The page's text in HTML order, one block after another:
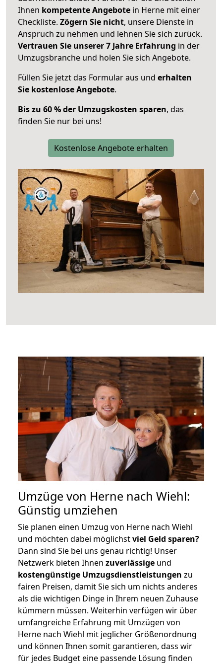
Ihnen kompetente Angebote in Herne mit einer
Checkliste. Zögern Sie nicht, unsere Dienste in
Anspruch zu nehmen und lehnen Sie sich zurück.
Vertrauen Sie unserer 7 Jahre Erfahrung in der
Umzugsbranche und holen Sie sich Angebote.
Füllen Sie jetzt das Formular aus und erhalten
Sie kostenlose Angebote.
Bis zu 60 % der Umzugskosten sparen, das
finden Sie nur bei uns!
Kostenlose Angebote erhalten
Umzüge von Herne nach Wiehl:
Günstig umziehen
Sie planen einen Umzug von Herne nach Wiehl
und möchten dabei möglichstviel Geld sparen?
Dann sind Sie bei uns genau richtig! Unser
Netzwerk bieten Ihnen zuverlässige und
kostengünstige Umzugsdienstleistungen zu
fairen Preisen, damit Sie sich um nichts anderes
als die wichtigen Dinge in Ihrem neuen Zuhause
kümmern müssen. Weiterhin verfügen wir über
umfangreiche Erfahrung mit Umzügen von
Herne nach Wiehl mit jeglicher Größenordnung
und können Ihnen somit garantieren, dass wir
für jedes Budget eine passende Lösung finden